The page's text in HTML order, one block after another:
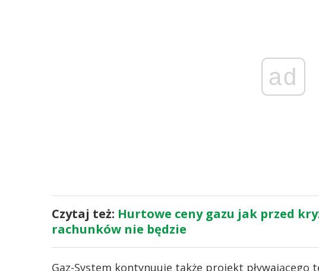
ad
Czytaj też: Hurtowe ceny gazu jak przed
rachunków nie będzie
Gaz-System kontynuuje także projekt